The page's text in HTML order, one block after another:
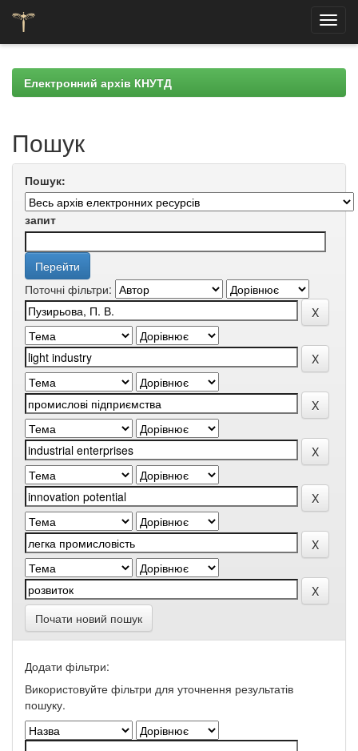
navigationЕлектронний архів КНУТД
Пошук
Пошук:
запит
Поточні фільтри:
Почати новий пошук
Додати фільтри:
Використовуйте фільтри для уточнення результатів
пошуку.